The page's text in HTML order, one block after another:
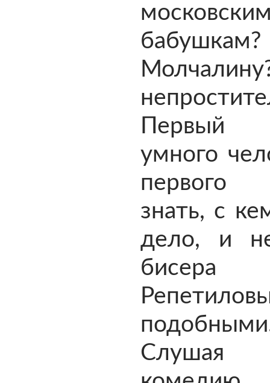
бабушкам?
Первый
умного
первого
знать, с
дело, и
бисера